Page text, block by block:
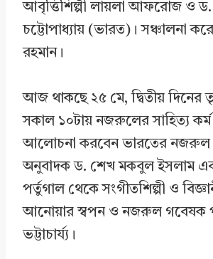
আবৃত্তিশিল্পী লায়লা আফরোজ ও ড.
চট্টোপাধ্যায় (ভারত)। সঞ্চালনা
রহমান।
আজ থাকছে ২৫ মে, দ্বিতীয় দিনের
সকাল ১০টায় নজরুলের সাহিত্য
আলোচনা করবেন ভারতের নজরুল
অনুবাদক ড. শেখ মকবুল ইসলাম
পর্তুগাল থেকে সংগীতশিল্পী ও
আনোয়ার স্বপন ও নজরুল গবেষক
ভট্টাচার্য্য।